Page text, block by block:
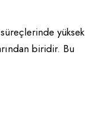
yüksek
biridir. Bu